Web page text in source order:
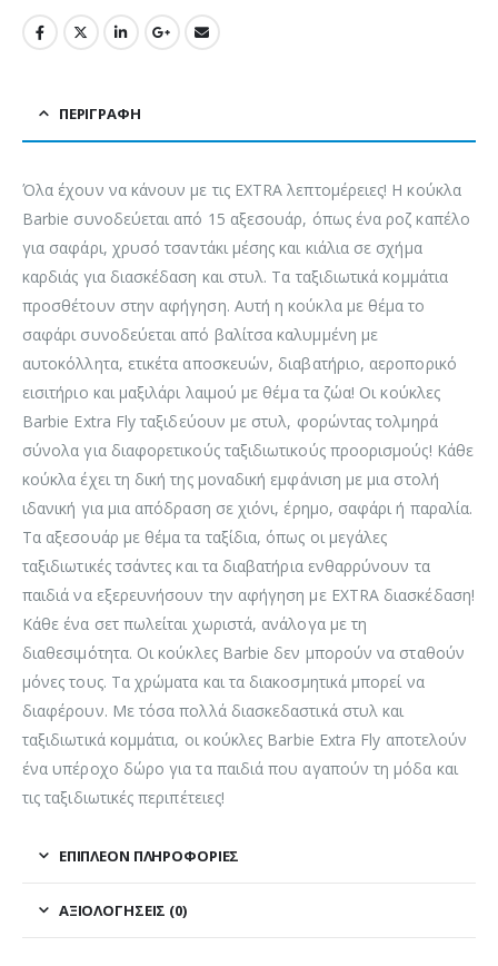
ΠΕΡΙΓΡΑΦΉ
Όλα έχουν να κάνουν με τις EXTRA λεπτομέρειες! Η κούκλα
Barbie συνοδεύεται από 15 αξεσουάρ, όπως ένα ροζ καπέλο
για σαφάρι, χρυσό τσαντάκι μέσης και κιάλια σε σχήμα
καρδιάς για διασκέδαση και στυλ. Τα ταξιδιωτικά κομμάτια
προσθέτουν στην αφήγηση. Αυτή η κούκλα με θέμα το
σαφάρι συνοδεύεται από βαλίτσα καλυμμένη με
αυτοκόλλητα, ετικέτα αποσκευών, διαβατήριο, αεροπορικό
εισιτήριο και μαξιλάρι λαιμού με θέμα τα ζώα! ​Οι κούκλες
Barbie Extra Fly ταξιδεύουν με στυλ, φορώντας τολμηρά
σύνολα για διαφορετικούς ταξιδιωτικούς προορισμούς! Κάθε
κούκλα έχει τη δική της μοναδική εμφάνιση με μια στολή
ιδανική για μια απόδραση σε χιόνι, έρημο, σαφάρι ή παραλία.
Τα αξεσουάρ με θέμα τα ταξίδια, όπως οι μεγάλες
ταξιδιωτικές τσάντες και τα διαβατήρια ενθαρρύνουν τα
παιδιά να εξερευνήσουν την αφήγηση με EXTRA διασκέδαση!
Κάθε ένα σετ πωλείται χωριστά, ανάλογα με τη
διαθεσιμότητα. Οι κούκλες Barbie δεν μπορούν να σταθούν
μόνες τους. Τα χρώματα και τα διακοσμητικά μπορεί να
διαφέρουν. Με τόσα πολλά διασκεδαστικά στυλ και
ταξιδιωτικά κομμάτια, οι κούκλες Barbie Extra Fly αποτελούν
ένα υπέροχο δώρο για τα παιδιά που αγαπούν τη μόδα και
τις ταξιδιωτικές περιπέτειες!
ΕΠΙΠΛΈΟΝ ΠΛΗΡΟΦΟΡΊΕΣ
ΑΞΙΟΛΟΓΉΣΕΙΣ (0)